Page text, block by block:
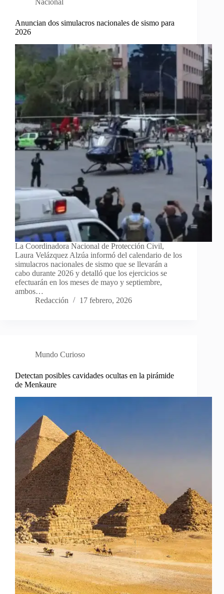
Nacional
Anuncian dos simulacros nacionales de sismo para
2026
La Coordinadora Nacional de Protección Civil,
Laura Velázquez Alzúa informó del calendario de los
simulacros nacionales de sismo que se llevarán a
cabo durante 2026 y detalló que los ejercicios se
efectuarán en los meses de mayo y septiembre,
ambos…
Redacción
17 febrero, 2026
Mundo Curioso
Detectan posibles cavidades ocultas en la pirámide
de Menkaure